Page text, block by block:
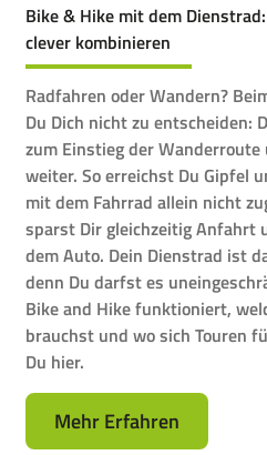
Bike & Hike mit dem
clever kombinieren
Radfahren oder Wandern?
Du Dich nicht zu entscheiden:
zum Einstieg der
weiter. So erreichst Du Gipfel
mit dem Fahrrad allein nicht
sparst Dir gleichzeitig Anfahrt
dem Auto. Dein Dienstrad ist
denn Du darfst es
Bike and Hike funktioniert,
brauchst und wo sich Touren
Du hier.
Mehr Erfahren